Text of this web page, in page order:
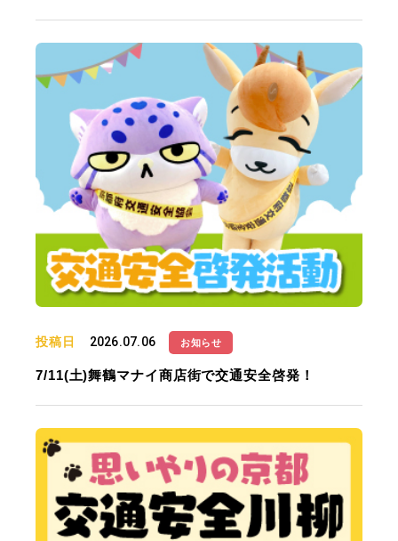
投稿日 2026.07.06 お知らせ
7/11(土)舞鶴マナイ商店街で交通安全啓発！